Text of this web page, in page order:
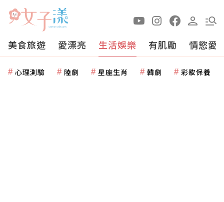
美食旅遊 愛漂亮 生活娛樂 有肌勵 情慾愛
心理測驗 陸劇 星座生肖 韓劇 彩妝保養